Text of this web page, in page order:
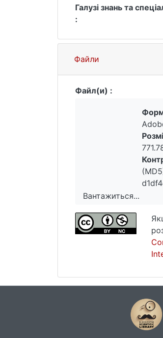
Галузі знань та
:
Файли
Файл(и) :
Вантажиться...
Вантажиться...